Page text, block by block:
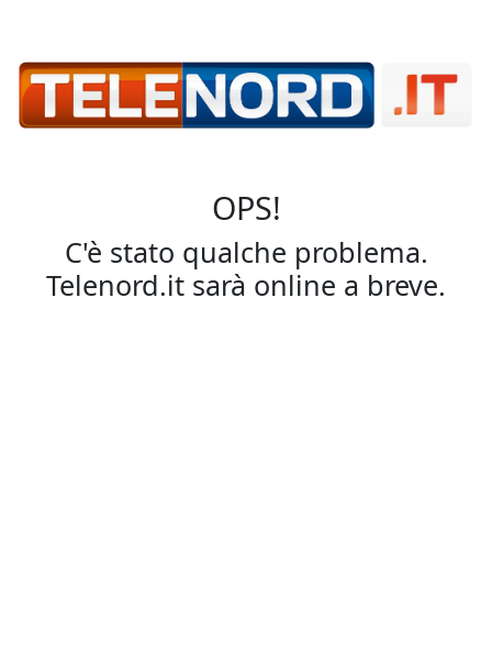
OPS!
C'è stato qualche problema.
Telenord.it sarà online a breve.